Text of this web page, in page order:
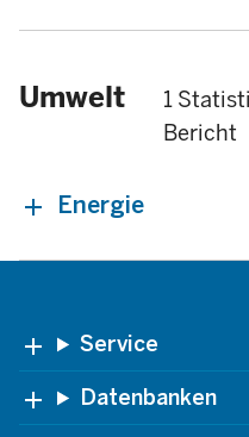
Umwelt
1
Bericht
Energie
Footer Service
Datenbanken